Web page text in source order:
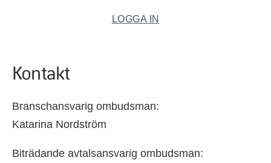
LOGGA IN
Kontakt
Branschansvarig ombudsman:
Katarina Nordström
Biträdande avtalsansvarig ombudsman: